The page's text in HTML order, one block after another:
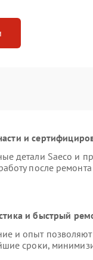
и
детали Saeco и
после
и быстрый
и опыт позволяют
сроки,